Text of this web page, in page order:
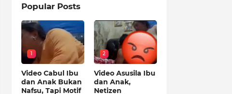
Popular Posts
1
Video Cabul Ibu
dan Anak Bukan
Nafsu, Tapi Motif
2
Video Asusila Ibu
dan Anak,
Netizen